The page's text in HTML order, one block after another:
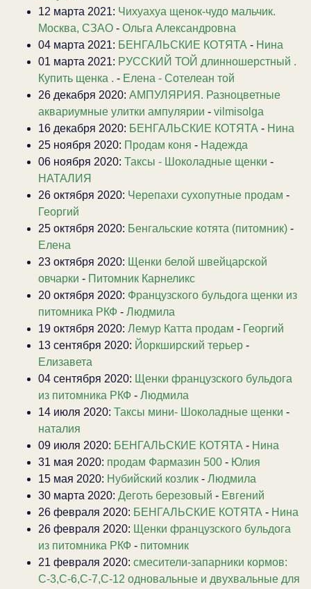
12 марта 2021: Чихуахуа щенок-чудо мальчик.
Москва, СЗАО - Ольга Александровна
04 марта 2021: БЕНГАЛЬСКИЕ КОТЯТА - Нина
01 марта 2021: РУССКИЙ ТОЙ длинношерстный .
Купить щенка . - Елена - Сотелеан той
26 декабря 2020: АМПУЛЯРИЯ. Разноцветные
аквариумные улитки ампулярии - vilmisolga
16 декабря 2020: БЕНГАЛЬСКИЕ КОТЯТА - Нина
25 ноября 2020: Продам коня - Надежда
06 ноября 2020: Таксы - Шоколадные щенки -
НАТАЛИЯ
26 октября 2020: Черепахи сухопутные продам -
Георгий
25 октября 2020: Бенгальские котята (питомник) -
Елена
23 октября 2020: Щенки белой швейцарской
овчарки - Питомник Карнеликс
20 октября 2020: Французского бульдога щенки из
питомника РКФ - Людмила
19 октября 2020: Лемур Катта продам - Георгий
13 сентября 2020: Йоркширский терьер -
Елизавета
04 сентября 2020: Щенки французского бульдога
из питомника РКФ - Людмила
14 июля 2020: Таксы мини- Шоколадные щенки -
наталия
09 июля 2020: БЕНГАЛЬСКИЕ КОТЯТА - Нина
31 мая 2020: продам Фармазин 500 - Юлия
15 мая 2020: Нубийский козлик - Людмила
30 марта 2020: Деготь березовый - Евгений
26 февраля 2020: БЕНГАЛЬСКИЕ КОТЯТА - Нина
26 февраля 2020: Щенки французского бульдога
из питомника РКФ - питомник
21 февраля 2020: смесители-запарники кормов:
С-3,С-6,С-7,С-12 одновальные и двухвальные для